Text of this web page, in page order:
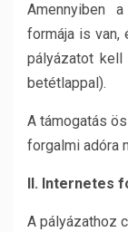
Amennyiben
formája is van,
pályázatot kell
betétlappal).
A támogatás
forgalmi adóra
II. Internetes
A pályázathoz